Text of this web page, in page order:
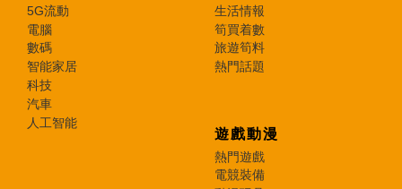
5G流動
電腦
數碼
智能家居
科技
汽車
人工智能
生活情報
筍買着數
旅遊筍料
熱門話題
遊戲動漫
熱門遊戲
電競裝備